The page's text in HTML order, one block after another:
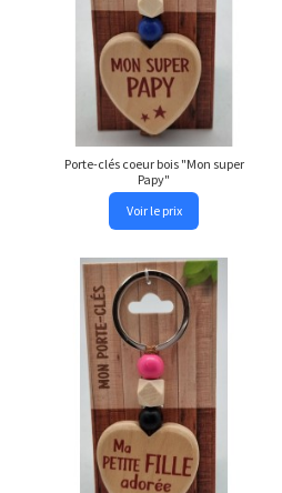
Porte-clés coeur bois "Mon super
Papy"
Voir le prix